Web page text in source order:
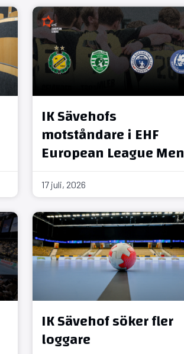
IK Sävehofs
motståndare i EHF
European League Men
17 juli, 2026
IK Sävehof söker fler
loggare